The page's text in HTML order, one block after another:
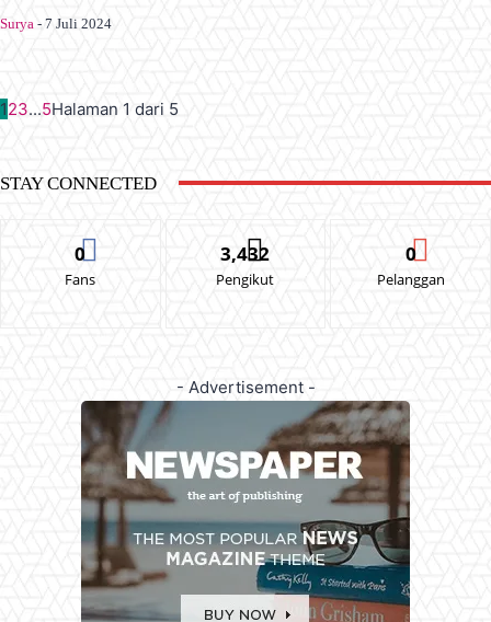
Surya - 7 Juli 2024
123...5Halaman 1 dari 5
STAY CONNECTED
0
Fans
3,432
Pengikut
0
Pelanggan
- Advertisement -